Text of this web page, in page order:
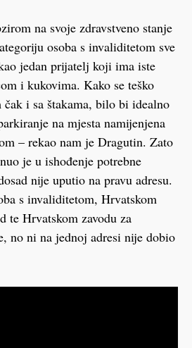
na svoje zdravstveno stanje
osoba s invaliditetom sve
jedan prijatelj koji ima iste
i kukovima. Kako se teško
i sa štakama, bilo bi idealno
na mjesta namijenjena
– rekao nam je Dragutin. Zato
je u ishođenje potrebne
nije uputio na pravu adresu.
s invaliditetom, Hrvatskom
te Hrvatskom zavodu za
no ni na jednoj adresi nije dobio